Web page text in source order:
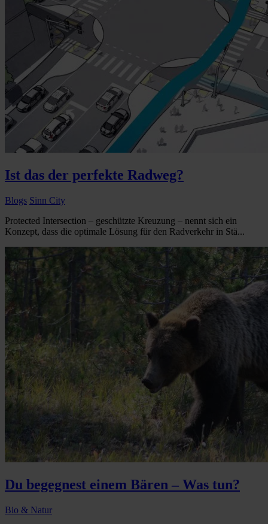
Ist das der perfekte Radweg?
Blogs Sinn City
Protected Intersection – geschützte Kreuzung – nennt sich ein
Konzept, dass die optimale Lösung für den Radverkehr in Stä...
Du begegnest einem Bären – Was tun?
Bio & Natur